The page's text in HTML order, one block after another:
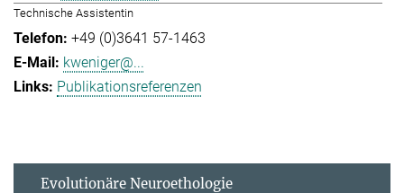
Technische Assistentin
+49 (0)3641 57-1463
kweniger@...
Publikationsreferenzen
Evolutionäre Neuroethologie